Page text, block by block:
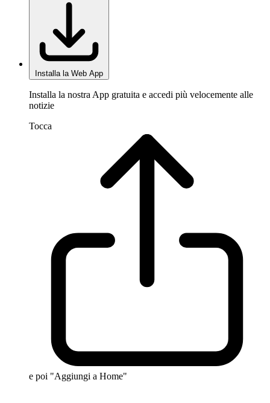
Installa la Web App
Installa la nostra App gratuita e accedi più velocemente alle
notizie
Tocca
e poi "Aggiungi a Home"